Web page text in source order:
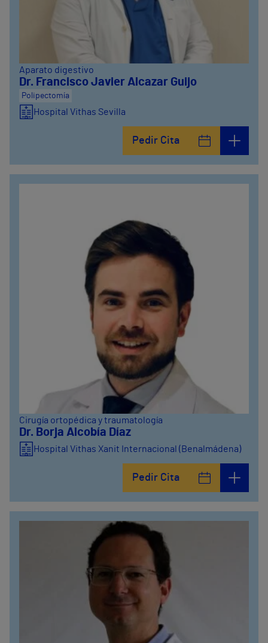
Aparato digestivo
Dr. Francisco Javier Alcazar Guijo
Polipectomía
Hospital Vithas Sevilla
Pedir Cita
Cirugía ortopédica y traumatología
Dr. Borja Alcobía Díaz
Hospital Vithas Xanit Internacional (Benalmádena)
Pedir Cita